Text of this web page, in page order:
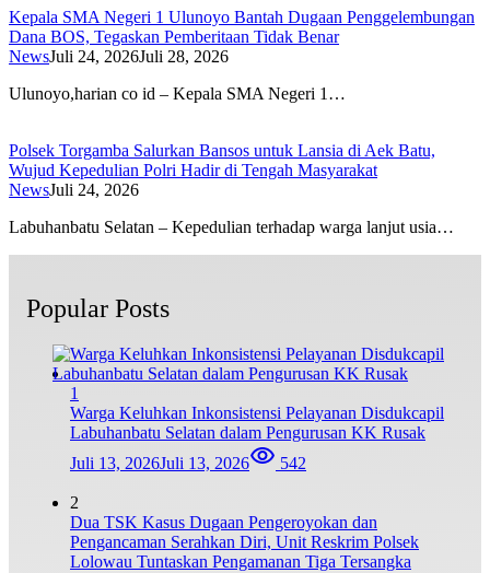
Kepala SMA Negeri 1 Ulunoyo Bantah Dugaan Penggelembungan
Dana BOS, Tegaskan Pemberitaan Tidak Benar
NewsJuli 24, 2026Juli 28, 2026
Ulunoyo,harian co id – Kepala SMA Negeri 1…
Polsek Torgamba Salurkan Bansos untuk Lansia di Aek Batu,
Wujud Kepedulian Polri Hadir di Tengah Masyarakat
NewsJuli 24, 2026
Labuhanbatu Selatan – Kepedulian terhadap warga lanjut usia…
Popular Posts
1
Warga Keluhkan Inkonsistensi Pelayanan Disdukcapil
Labuhanbatu Selatan dalam Pengurusan KK Rusak
Juli 13, 2026Juli 13, 2026 542
2
Dua TSK Kasus Dugaan Pengeroyokan dan
Pengancaman Serahkan Diri, Unit Reskrim Polsek
Lolowau Tuntaskan Pengamanan Tiga Tersangka